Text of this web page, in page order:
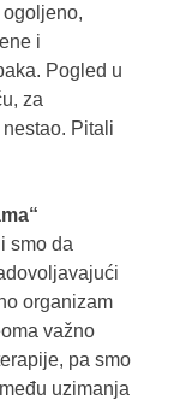
i
Pogled u
za
Pitali
smo da
organizam
važno
pa smo
uzimanja